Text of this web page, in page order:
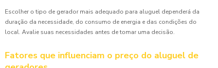
Escolher o tipo de gerador mais adequado para aluguel dependerá da
duração da necessidade, do consumo de energia e das condições do
local. Avalie suas necessidades antes de tomar uma decisão.
Fatores que influenciam o preço do aluguel de